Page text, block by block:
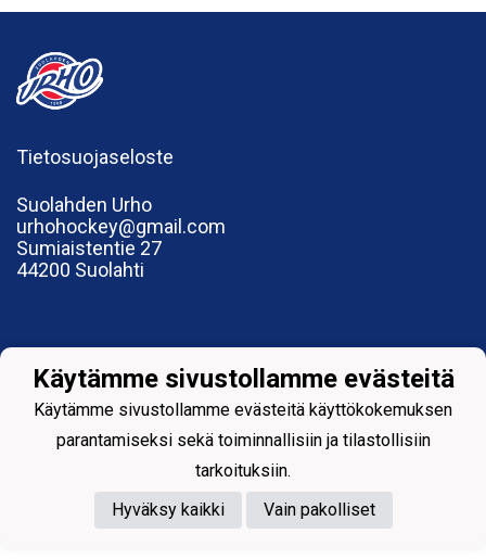
Tietosuojaseloste
Suolahden Urho
urhohockey@gmail.com
Sumiaistentie 27
44200 Suolahti
Powered by
Käytämme sivustollamme evästeitä
Käytämme sivustollamme evästeitä käyttökokemuksen
parantamiseksi sekä toiminnallisiin ja tilastollisiin
tarkoituksiin.
Hyväksy kaikki
Vain pakolliset